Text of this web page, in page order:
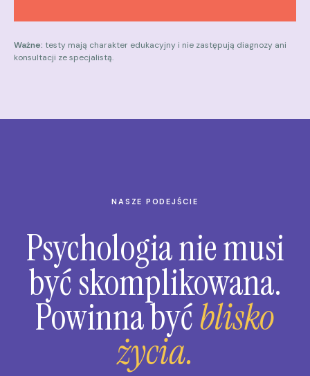
Ważne: testy mają charakter edukacyjny i nie zastępują diagnozy ani
konsultacji ze specjalistą.
NASZE PODEJŚCIE
Psychologia nie musi
być skomplikowana.
Powinna byćblisko
życia.